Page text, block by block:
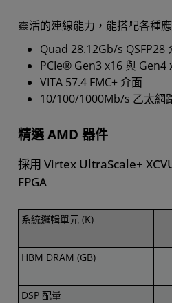
靈活的連線能力，能搭配各種
Quad 28.12Gb/s QSFP28
PCIe® Gen3 x16 與 Gen4
VITA 57.4 FMC+ 介面
10/100/1000Mb/s 乙太網
精選 AMD 器件
採用 Virtex UltraScale+
FPGA
系統邏輯單元 (K)
HBM DRAM (GB)
DSP 配量